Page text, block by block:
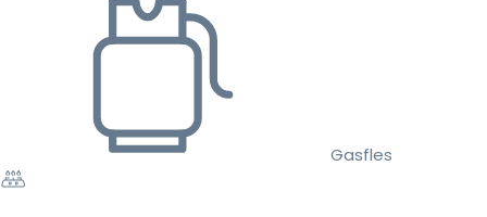
Gasfles